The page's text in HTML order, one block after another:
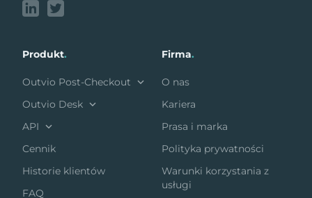
Produkt.
Outvio Post-Checkout
Outvio Desk
API
Cennik
Historie klientów
FAQ
Firma.
O nas
Kariera
Prasa i marka
Polityka prywatności
Warunki korzystania z
usługi